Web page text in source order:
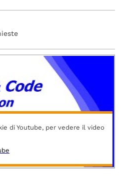
di Youtube, per vedere il video